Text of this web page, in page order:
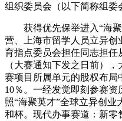
组织委员会（以下简称组委
获得优先保举进入“海聚
营、上海市留学人员立异创
育指点委员会担任同志担
（大赛通知下发之日前）
赛项目所属单元的股权布
10％。一经发觉即刻参赛
照“海聚英才”全球立异创
和杯。现代办事赛道：新